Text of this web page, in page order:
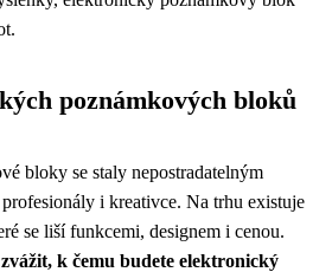
poznámkových bloků
bloky se staly nepostradatelným
i kreativce. Na trhu existuje
se liší funkcemi, designem i cenou.
k čemu budete elektronický